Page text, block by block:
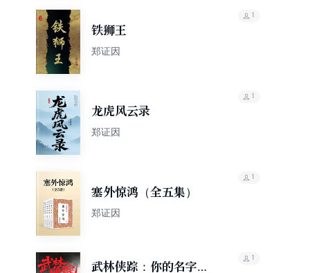
铁狮王
郑证因
1
龙虎风云录
郑证因‌
1
塞外惊鸿（全五集）
郑证因
1
武林侠踪：你的名字我
1